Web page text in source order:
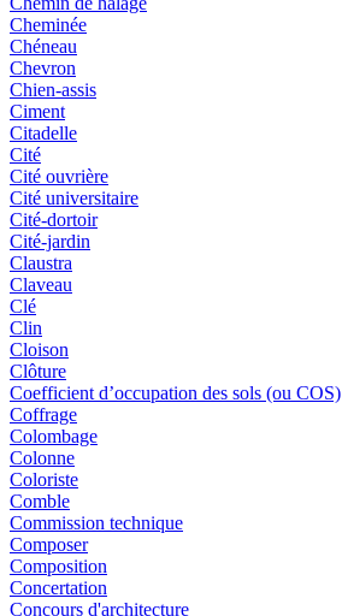
Cheminée
Chéneau
Chevron
Chien-assis
Ciment
Citadelle
Cité
Cité ouvrière
Cité universitaire
Cité-dortoir
Cité-jardin
Claustra
Claveau
Clé
Clin
Cloison
Clôture
Coefficient d’occupation des sols (ou COS)
Coffrage
Colombage
Colonne
Coloriste
Comble
Commission technique
Composer
Composition
Concertation
Concours d'architecture